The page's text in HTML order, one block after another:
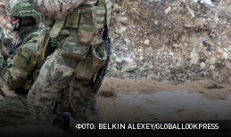
ФОТО: BELKIN ALEXEY/GLOBALLOOKPRESS